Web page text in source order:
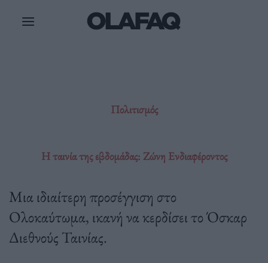
Πολιτισμός
H ταινία της εβδομάδας: Ζώνη Ενδιαφέροντος
Μια ιδιαίτερη προσέγγιση στο
Ολοκαύτωμα, ικανή να κερδίσει το Όσκαρ
Διεθνούς Ταινίας.